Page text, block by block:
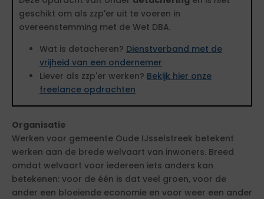
geschikt om als zzp'er uit te voeren in
overeenstemming met de Wet DBA.
Wat is detacheren? Dienstverband met de
vrijheid van een ondernemer
Liever als zzp'er werken? Bekijk hier onze
freelance opdrachten
Organisatie
Werken voor gemeente Oude IJsselstreek betekent
werken aan de brede welvaart van inwoners. Breed
omdat welvaart voor iedereen iets anders kan
betekenen: voor de één is dat veel groen, voor de
ander een bloeiende economie en voor weer een ander